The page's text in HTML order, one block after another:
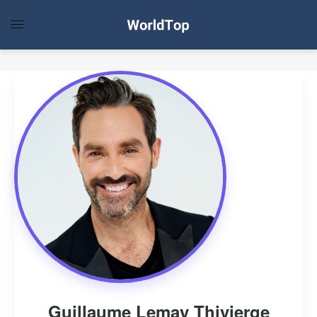
Guillaume Lemay Thivierge